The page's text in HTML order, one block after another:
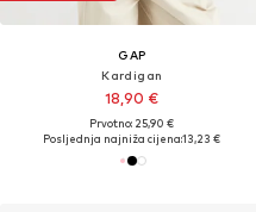
GAP
Kardigan
18,90 €
Prvotno: 25,90 €
Posljednja najniža cijena:13,23 €